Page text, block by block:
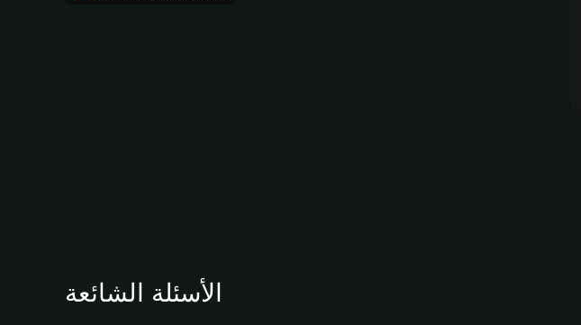
الأسئلة الشائعة